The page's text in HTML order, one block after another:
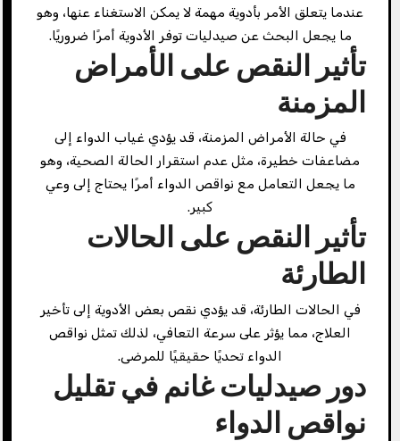
عندما يتعلق الأمر بأدوية مهمة لا يمكن الاستغناء عنها، وهو
ما يجعل البحث عن صيدليات توفر الأدوية أمرًا ضروريًا.
تأثير النقص على الأمراض
المزمنة
في حالة الأمراض المزمنة، قد يؤدي غياب الدواء إلى
مضاعفات خطيرة، مثل عدم استقرار الحالة الصحية، وهو
ما يجعل التعامل مع نواقص الدواء أمرًا يحتاج إلى وعي
كبير.
تأثير النقص على الحالات
الطارئة
في الحالات الطارئة، قد يؤدي نقص بعض الأدوية إلى تأخير
العلاج، مما يؤثر على سرعة التعافي، لذلك تمثل نواقص
الدواء تحديًا حقيقيًا للمرضى.
دور صيدليات غانم في تقليل
نواقص الدواء